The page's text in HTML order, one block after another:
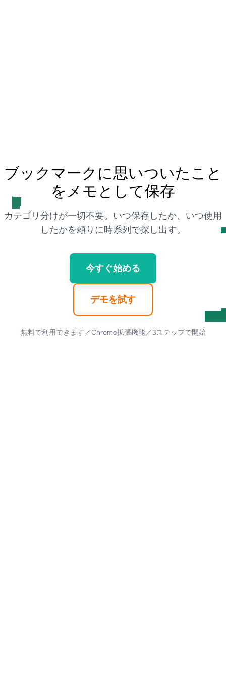
ブックマークに思いついたこと
をメモとして保存
カテゴリ分けが一切不要。いつ保存したか、いつ使用
したかを頼りに時系列で探し出す。
今すぐ始める
デモを試す
無料で利用できます／Chrome拡張機能／3ステップで開始